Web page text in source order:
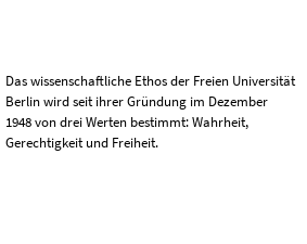
Das wissenschaftliche Ethos der Freien Universität
Berlin wird seit ihrer Gründung im Dezember
1948 von drei Werten bestimmt: Wahrheit,
Gerechtigkeit und Freiheit.